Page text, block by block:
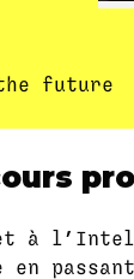
future
à